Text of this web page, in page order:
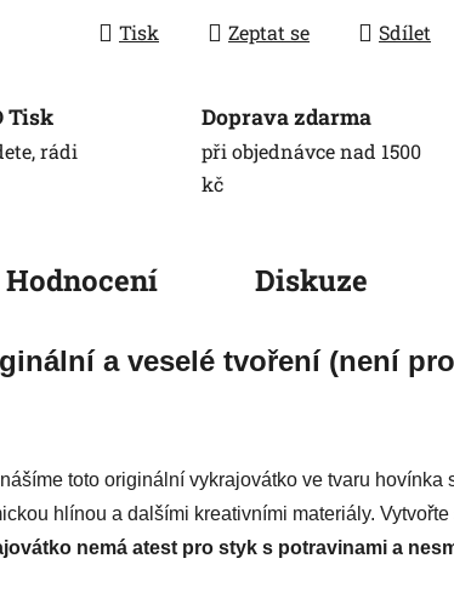
Tisk Zeptat se Sdílet
Tisk
rádi
Doprava zdarma
při objednávce nad 1500
kč
Hodnocení Diskuze
a veselé tvoření (není
toto originální vykrajovátko ve tvaru hovínka
hlínou a dalšími kreativními materiály.
nemá atest pro styk s potravinami a